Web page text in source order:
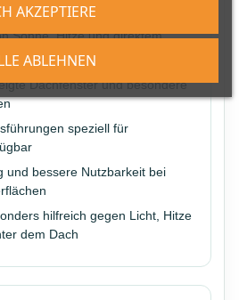
Das ist wichtig, weil
Sonne, Hitze und direktem
können als normale Fenster.
Dachfenster und besondere
speziell für
und bessere Nutzbarkeit bei
hilfreich gegen Licht, Hitze
dem Dach
ABLEHNEN
AKZEPTIERE